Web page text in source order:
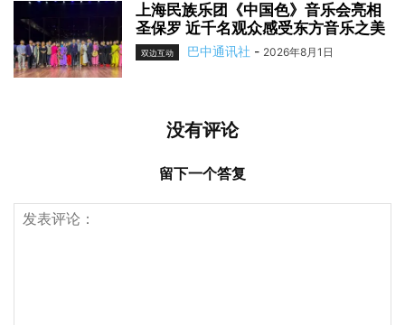
上海民族乐团《中国色》音乐会亮相
圣保罗 近千名观众感受东方音乐之美
双边互动 巴中通讯社 - 2026年8月1日
没有评论
留下一个答复